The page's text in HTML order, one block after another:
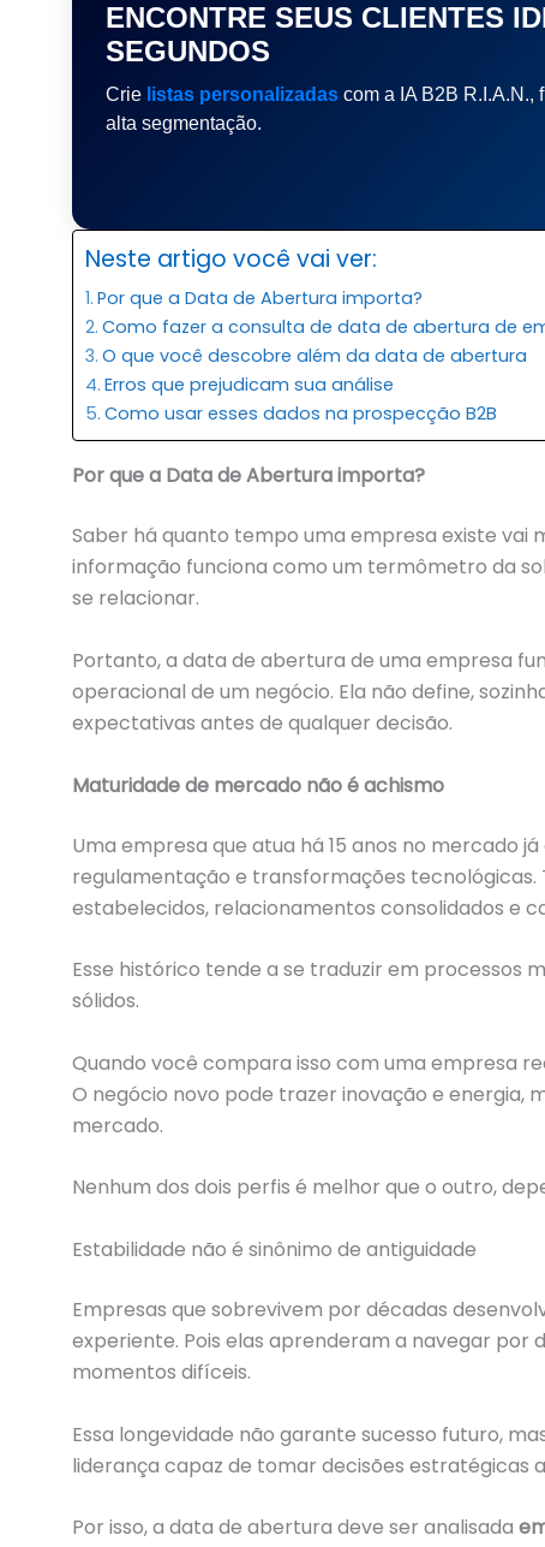
ENCONTRE SEUS CLIENTES
SEGUNDOS
Crie listas personalizadas com a IA B2B R.I.A.N.,
alta segmentação.
Neste artigo você vai ver:
Por que a Data de Abertura importa?
Como fazer a consulta de data de abertura de
O que você descobre além da data de abertura
Erros que prejudicam sua análise
Como usar esses dados na prospecção B2B
Por que a Data de Abertura importa?
Saber há quanto tempo uma empresa existe vai
informação funciona como um termômetro da
se relacionar.
Portanto, a data de abertura de uma empresa
operacional de um negócio. Ela não define,
expectativas antes de qualquer decisão.
Maturidade de mercado não é achismo
Uma empresa que atua há 15 anos no mercado
regulamentação e transformações tecnológicas.
estabelecidos, relacionamentos consolidados e
Esse histórico tende a se traduzir em processos
sólidos.
Quando você compara isso com uma empresa
O negócio novo pode trazer inovação e energia,
mercado.
Nenhum dos dois perfis é melhor que o outro,
Estabilidade não é sinônimo de antiguidade
Empresas que sobrevivem por décadas
experiente. Pois elas aprenderam a navegar
momentos difíceis.
Essa longevidade não garante sucesso futuro,
liderança capaz de tomar decisões estratégicas
Por isso, a data de abertura deve ser analisada